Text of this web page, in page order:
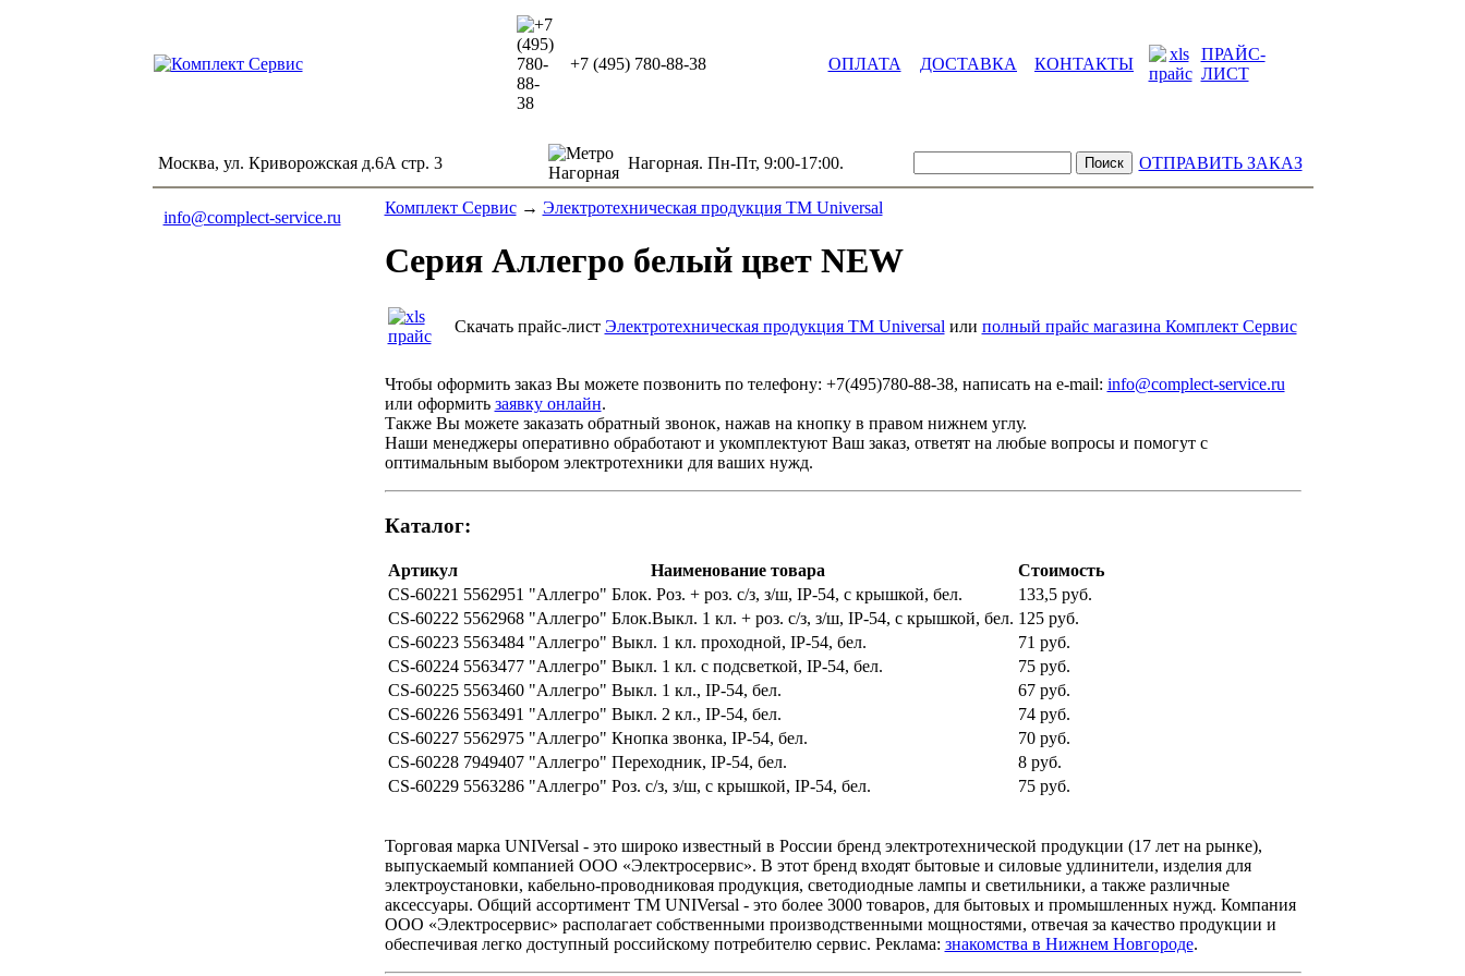
+7 (495) 780-88-38 ОПЛАТА ДОСТАВКА КОНТАКТЫ
ПРАЙС-
ЛИСТ
Москва, ул. Криворожская д.6А стр. 3 Нагорная. Пн-Пт, 9:00-17:00. ОТПРАВИТЬ ЗАКАЗ
info@complect-service.ru
Комплект Сервис→ Электротехническая продукция TM Universal
Серия Аллегро белый цвет NEW
Скачать прайс-лист Электротехническая продукция TM Universal или полный прайс магазина Комплект Сервис
Чтобы оформить заказ Вы можете позвонить по телефону: +7(495)780-88-38, написать на e-mail: info@complect-service.ru
или оформить заявку онлайн.
Также Вы можете заказать обратный звонок, нажав на кнопку в правом нижнем углу.
Наши менеджеры оперативно обработают и укомплектуют Ваш заказ, ответят на любые вопросы и помогут с
оптимальным выбором электротехники для ваших нужд.
Каталог:
Артикул Наименование товара
Стоимость
CS-60221 5562951 "Аллегро" Блок. Роз. + роз. с/з, з/ш, IP-54, с крышкой, бел.
133,5 руб.
CS-60222 5562968 "Аллегро" Блок.Выкл. 1 кл. + роз. с/з, з/ш, IP-54, с крышкой, бел. 125 руб.
CS-60223 5563484 "Аллегро" Выкл. 1 кл. проходной, IP-54, бел.
71 руб.
CS-60224 5563477 "Аллегро" Выкл. 1 кл. с подсветкой, IP-54, бел.
75 руб.
CS-60225 5563460 "Аллегро" Выкл. 1 кл., IP-54, бел.
67 руб.
CS-60226 5563491 "Аллегро" Выкл. 2 кл., IP-54, бел.
74 руб.
CS-60227 5562975 "Аллегро" Кнопка звонка, IP-54, бел.
70 руб.
CS-60228 7949407 "Аллегро" Переходник, IP-54, бел.
8 руб.
CS-60229 5563286 "Аллегро" Роз. с/з, з/ш, с крышкой, IP-54, бел. 75 руб.
Торговая марка UNIVersal - это широко известный в России бренд электротехнической продукции (17 лет на рынке),
выпускаемый компанией ООО «Электросервис». В этот бренд входят бытовые и силовые удлинители, изделия для
электроустановки, кабельно-проводниковая продукция, светодиодные лампы и светильники, а также различные
аксессуары. Общий ассортимент TM UNIVersal - это более 3000 товаров, для бытовых и промышленных нужд. Компания
ООО «Электросервис» располагает собственными производственными мощностями, отвечая за качество продукции и
обеспечивая легко доступный российскому потребителю сервис. Реклама: знакомства в Нижнем Новгороде.